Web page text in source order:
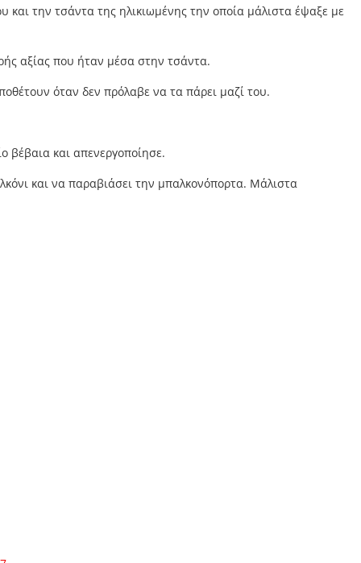
και την τσάντα της ηλικιωμένης την οποία μάλιστα έψαξε με
αξίας που ήταν μέσα στην τσάντα.
όταν δεν πρόλαβε να τα πάρει μαζί του.
βέβαια και απενεργοποίησε.
και να παραβιάσει την μπαλκονόπορτα. Μάλιστα